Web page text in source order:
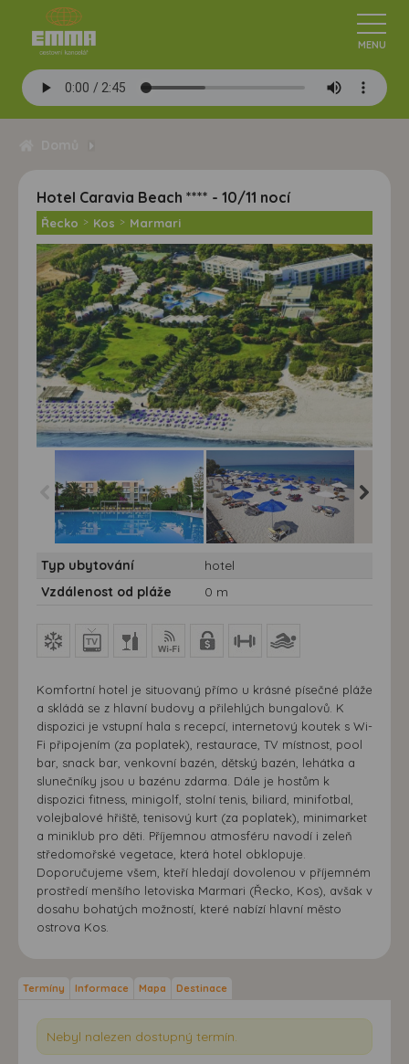
Hotel Caravia Beach **** - 10/11 nocí
Řecko > Kos > Marmari
- 10/11 nocí - Kos,
Maramari - Hotel
Caravia Beach - bazén
- 10/11 nocí - Kos,
Maramari -pláž
Typ ubytování
hotel
Vzdálenost od pláže
0 m
Komfortní hotel je situovaný přímo u krásné písečné pláže
a skládá se z hlavní budovy a přilehlých bungalovů. K
dispozici je vstupní hala s recepcí, internetový koutek s Wi-
Fi připojením (za poplatek), restaurace, TV místnost, pool
bar, snack bar, venkovní bazén, dětský bazén, lehátka a
slunečníky jsou u bazénu zdarma. Dále je hostům k
dispozici fitness, minigolf, stolní tenis, biliard, minifotbal,
volejbalové hřiště, tenisový kurt (za poplatek), minimarket
a miniklub pro děti. Příjemnou atmosféru navodí i zeleň
středomořské vegetace, která hotel obklopuje.
Doporučujeme všem, kteří hledají dovolenou v příjemném
prostředí menšího letoviska Marmari (Řecko, Kos), avšak v
dosahu bohatých možností, které nabízí hlavní město
ostrova Kos.
Termíny Informace Mapa Destinace
Nebyl nalezen dostupný termín.